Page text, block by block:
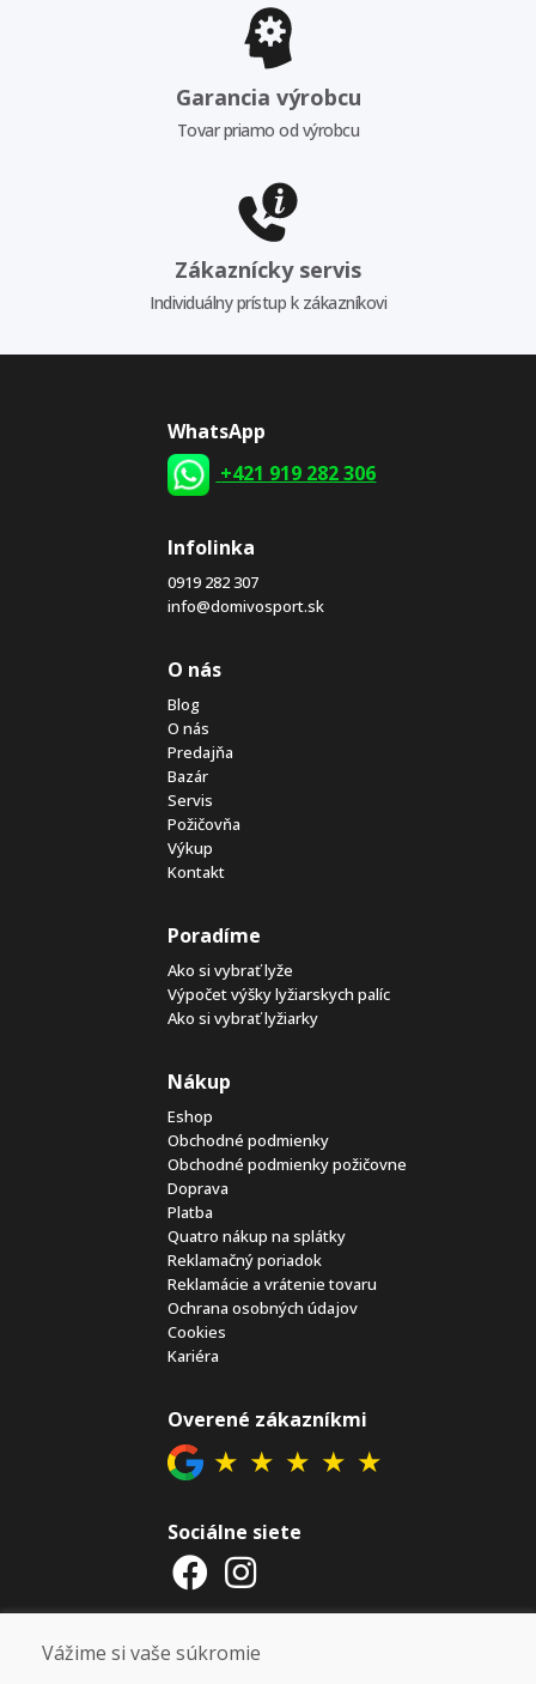
Garancia výrobcu
Tovar priamo od výrobcu
Zákaznícky servis
Individuálny prístup k zákazníkovi
WhatsApp
+421 919 282 306
Infolinka
0919 282 307
info@domivosport.sk
O nás
Blog
O nás
Predajňa
Bazár
Servis
Požičovňa
Výkup
Kontakt
Poradíme
Ako si vybrať lyže
Výpočet výšky lyžiarskych palíc
Ako si vybrať lyžiarky
Nákup
Eshop
Obchodné podmienky
Obchodné podmienky požičovne
Doprava
Platba
Quatro nákup na splátky
Reklamačný poriadok
Reklamácie a vrátenie tovaru
Ochrana osobných údajov
Cookies
Kariéra
Overené zákazníkmi
★ ★ ★ ★ ★
Sociálne siete
Otváracie hodiny
Vážime si vaše súkromie